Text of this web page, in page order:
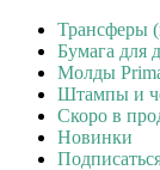
Трансферы
Бумага для
Молды
Штампы и
Скоро в
Новинки